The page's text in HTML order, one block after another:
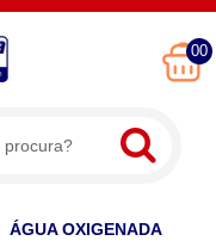
00
ÁGUA OXIGENADA